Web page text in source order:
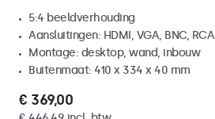
5:4 beeldverhouding
Aansluitingen: HDMI, VGA, BNC, RCA
Montage: desktop, wand, inbouw
Buitenmaat: 410 x 334 x 40 mm
€ 369,00